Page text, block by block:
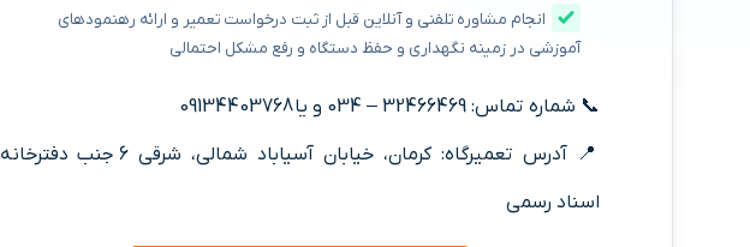
انجام مشاوره تلفنی و آنلاین قبل از ثبت درخواست تعمیر و ارائه رهنمودهای
آموزشی در زمینه نگهداری و حفظ دستگاه و رفع مشکل احتمالی
📞 شماره تماس: 32466469 – 034 و یا 09134403768
📍 آدرس تعمیرگاه: کرمان، خیابان آسیاباد شمالی، شرقی 6 جنب دفترخانه
اسناد رسمی